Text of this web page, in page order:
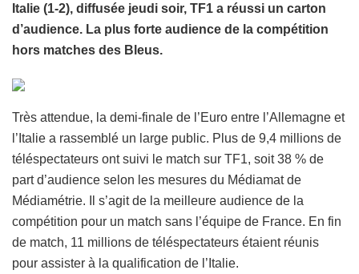
Italie (1-2), diffusée jeudi soir, TF1 a réussi un carton
d’audience. La plus forte audience de la compétition
hors matches des Bleus.
Très attendue, la demi-finale de l’Euro entre l’Allemagne et
l’Italie a rassemblé un large public. Plus de 9,4 millions de
téléspectateurs ont suivi le match sur TF1, soit 38 % de
part d’audience selon les mesures du Médiamat de
Médiamétrie. Il s’agit de la meilleure audience de la
compétition pour un match sans l’équipe de France. En fin
de match, 11 millions de téléspectateurs étaient réunis
pour assister à la qualification de l’Italie.